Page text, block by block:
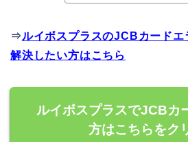
⇒ルイボスプラスのJCBカードエ
解決したい方はこちら
ルイボスプラスでJCBカ
方はこちらをク